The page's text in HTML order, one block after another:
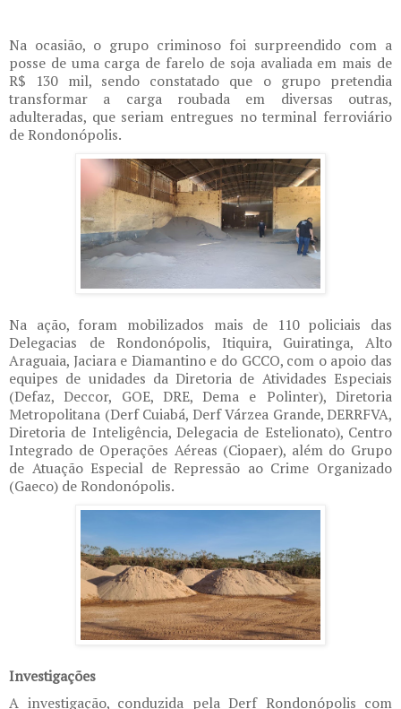
Na ocasião, o grupo criminoso foi surpreendido com a
posse de uma carga de farelo de soja avaliada em mais de
R$ 130 mil, sendo constatado que o grupo pretendia
transformar a carga roubada em diversas outras,
adulteradas, que seriam entregues no terminal ferroviário
de Rondonópolis.
Na ação, foram mobilizados mais de 110 policiais das
Delegacias de Rondonópolis, Itiquira, Guiratinga, Alto
Araguaia, Jaciara e Diamantino e do GCCO, com o apoio das
equipes de unidades da Diretoria de Atividades Especiais
(Defaz, Deccor, GOE, DRE, Dema e Polinter), Diretoria
Metropolitana (Derf Cuiabá, Derf Várzea Grande, DERRFVA,
Diretoria de Inteligência, Delegacia de Estelionato), Centro
Integrado de Operações Aéreas (Ciopaer), além do Grupo
de Atuação Especial de Repressão ao Crime Organizado
(Gaeco) de Rondonópolis.
Investigações
A investigação, conduzida pela Derf Rondonópolis com